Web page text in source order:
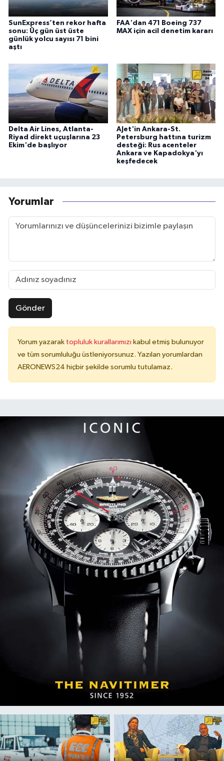
SunExpress’ten rekor hafta
sonu: Üç gün üst üste
günlük yolcu sayısı 71 bini
aştı
FAA'dan 471 Boeing 737
MAX için acil denetim kararı
Delta Air Lines, Atlanta-
Riyad direkt uçuşlarına 23
Ekim'de başlıyor
AJet'in Ankara-St.
Petersburg hattına turizm
desteği: Rus acenteler
Ankara ve Kapadokya'yı
keşfedecek
Yorumlar
Gönder
Yorum yazarak topluluk kurallarımızı kabul etmiş bulunuyor
ve tüm sorumluluğu üstleniyorsunuz. Yazılan yorumlardan
AERONEWS24 hiçbir şekilde sorumlu tutulamaz.